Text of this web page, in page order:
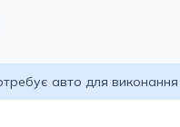
авто для